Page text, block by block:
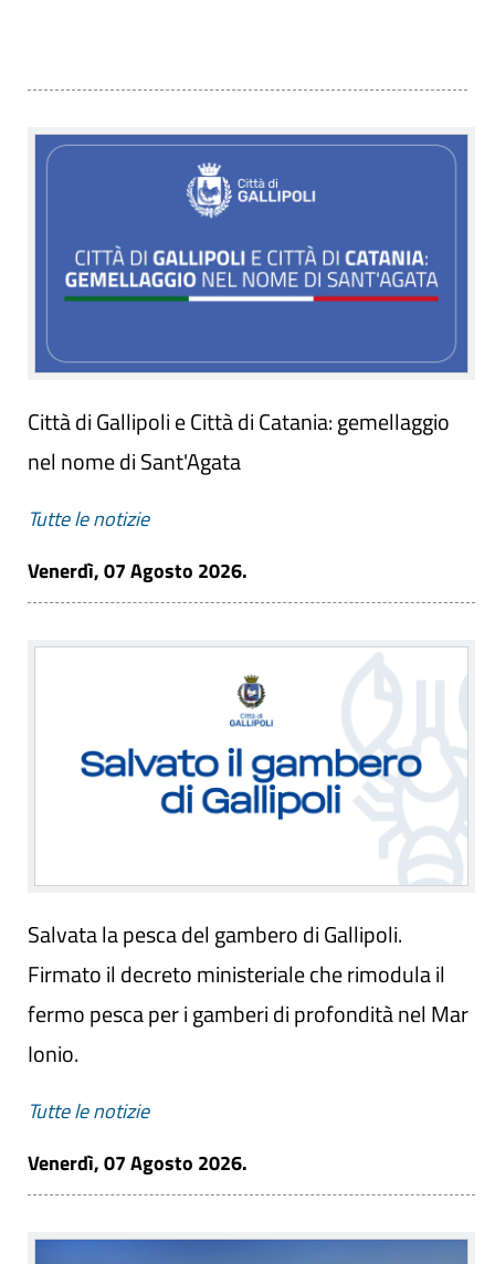
Città di Gallipoli e Città di Catania: gemellaggio
nel nome di Sant'Agata
Tutte le notizie
Venerdì, 07 Agosto 2026.
Salvata la pesca del gambero di Gallipoli.
Firmato il decreto ministeriale che rimodula il
fermo pesca per i gamberi di profondità nel Mar
Ionio.
Tutte le notizie
Venerdì, 07 Agosto 2026.